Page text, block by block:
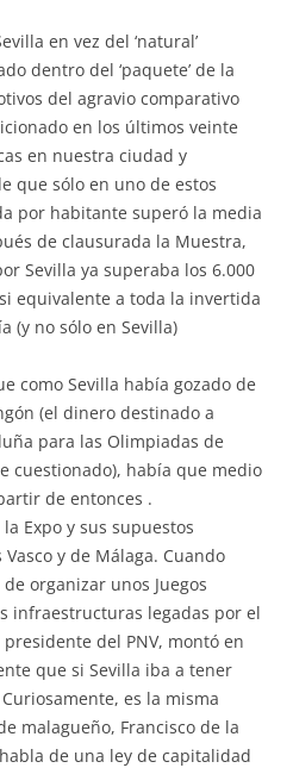
en vez del ‘natural’
dentro del ‘paquete’ de la
del agravio comparativo
en los últimos veinte
en nuestra ciudad y
que sólo en uno de estos
por habitante superó la media
de clausurada la Muestra,
Sevilla ya superaba los 6.000
equivalente a toda la invertida
(y no sólo en Sevilla)
como Sevilla había gozado de
(el dinero destinado a
para las Olimpiadas de
cuestionado), había que medio
de entonces .
Expo y sus supuestos
y de Málaga. Cuando
organizar unos Juegos
infraestructuras legadas por el
del PNV, montó en
que si Sevilla iba a tener
es la misma
malagueño, Francisco de la
de una ley de capitalidad